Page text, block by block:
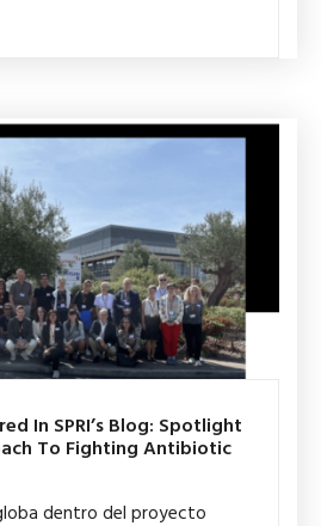
In SPRI’s Blog: Spotlight
To Fighting Antibiotic
dentro del proyecto